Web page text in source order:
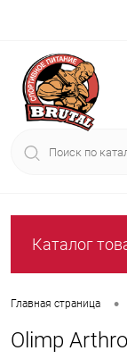
Каталог
Главная страница •
Olimp